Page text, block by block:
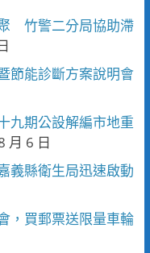
竹警二分局協助滯
節能診斷方案說明會
九期公設解編市地重
月 6 日
義縣衛生局迅速啟動
，買郵票送限量車輪